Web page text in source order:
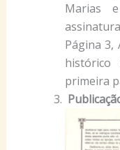
Marias
Página 3,
histórico
primeira